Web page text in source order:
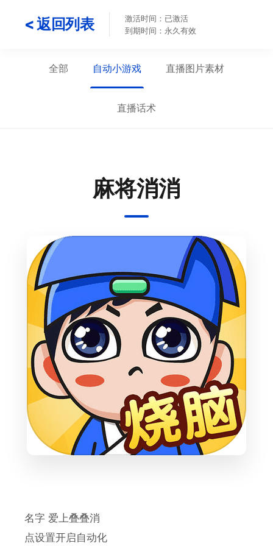
< 返回列表
激活时间：已激活
到期时间：永久有效
全部 自动小游戏 直播图片素材
直播话术
麻将消消
名字 爱上叠叠消
点设置开启自动化